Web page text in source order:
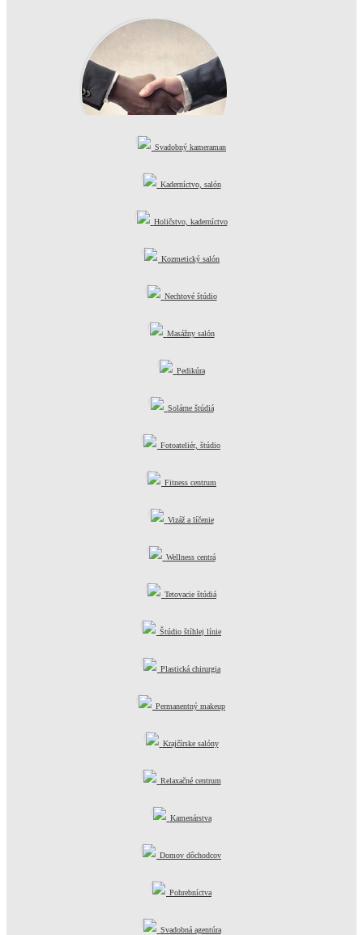
Svadobný kameraman
Kaderníctvo, salón
Holičstvo, kaderníctvo
Kozmetický salón
Nechtové štúdio
Masážny salón
Pedikúra
Solárne štúdiá
Fotoateliér, štúdio
Fitness centrum
Vizáž a líčenie
Wellness centrá
Tetovacie štúdiá
Štúdio štíhlej línie
Plastická chirurgia
Permanentný makeup
Krajčírske salóny
Relaxačné centrum
Kamenárstva
Domov dôchodcov
Pohrebníctva
Svadobná agentúra